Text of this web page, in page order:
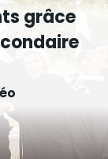
grâce